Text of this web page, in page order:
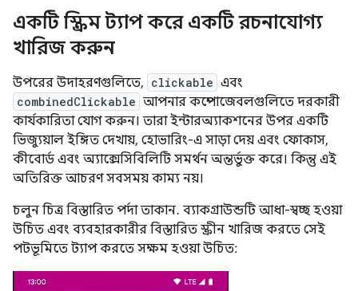
একটি স্ক্রিম ট্যাপ করে একটি রচনাযোগ্য
খারিজ করুন
উপরের উদাহরণগুলিতে, clickable এবং
combinedClickable আপনার কম্পোজেবলগুলিতে দরকারী
কার্যকারিতা যোগ করুন। তারা ইন্টারঅ্যাকশনের উপর একটি
ভিজ্যুয়াল ইঙ্গিত দেখায়, হোভারিং-এ সাড়া দেয় এবং ফোকাস,
কীবোর্ড এবং অ্যাক্সেসিবিলিটি সমর্থন অন্তর্ভুক্ত করে। কিন্তু এই
অতিরিক্ত আচরণ সবসময় কাম্য নয়।
চলুন চিত্র বিস্তারিত পর্দা তাকান. ব্যাকগ্রাউন্ডটি আধা-স্বচ্ছ হওয়া
উচিত এবং ব্যবহারকারীর বিস্তারিত স্ক্রীন খারিজ করতে সেই
পটভূমিতে ট্যাপ করতে সক্ষম হওয়া উচিত: